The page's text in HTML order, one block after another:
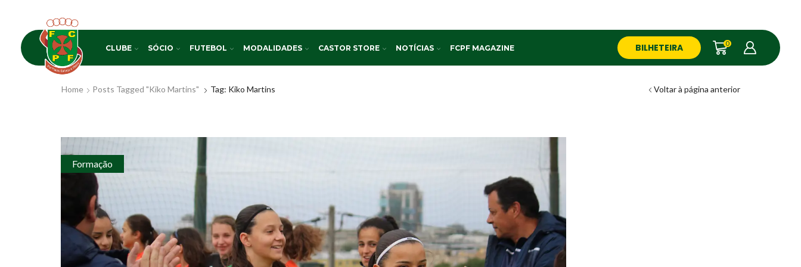
CLUBE SÓCIO FUTEBOL MODALIDADES CASTOR STORE NOTÍCIAS FCPF MAGAZINE BILHETEIRA 0
Voltar à página anterior
Home Posts Tagged "Kiko Martins" Tag: Kiko Martins
Formação